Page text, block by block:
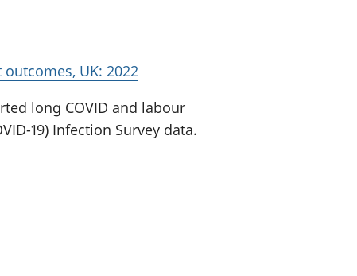
UK: 2022
long COVID and labour
19) Infection Survey data.